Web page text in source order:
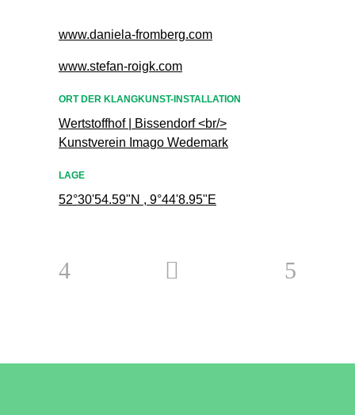
www.daniela-fromberg.com
www.stefan-roigk.com
ORT DER KLANGKUNST-INSTALLATION
Wertstoffhof | Bissendorf <br/>
Kunstverein Imago Wedemark
LAGE
52°30'54.59"N , 9°44'8.95"E